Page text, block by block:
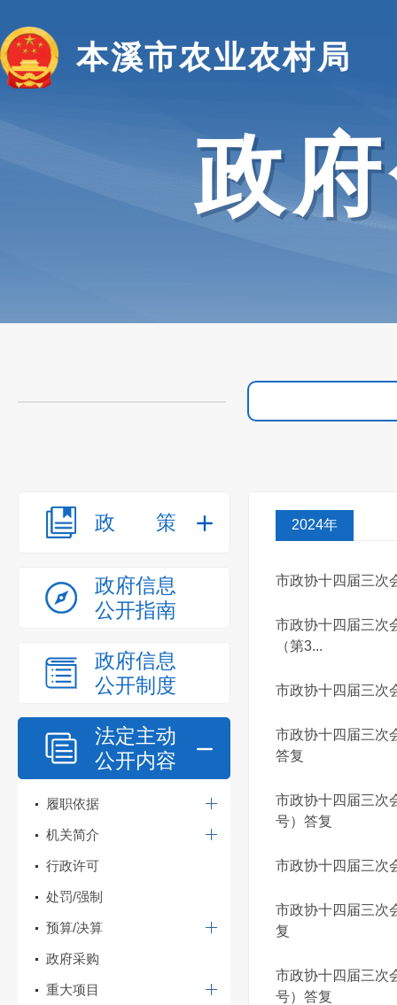
本溪市农业农村局
政
政策
政府信息
公开指南
政府信息
公开制度
法定主动
公开内容
履职依据
机关简介
行政许可
处罚/强制
预算/决算
政府采购
重大项目
2024年
市政协十四届三次
市政协十四届三次
（第3...
市政协十四届三次
市政协十四届三次
答复
市政协十四届三次
号）答复
市政协十四届三次
市政协十四届三次
复
市政协十四届三次
号）答复